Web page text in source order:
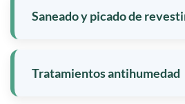
Saneado y picado de
Tratamientos antihumedad